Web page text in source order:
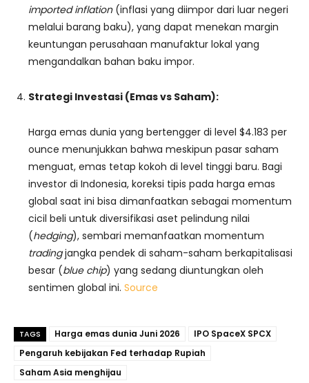
imported inflation(inflasi yang diimpor dari luar negeri
melalui barang baku), yang dapat menekan margin
keuntungan perusahaan manufaktur lokal yang
mengandalkan bahan baku impor.
Strategi Investasi (Emas vs Saham):
Harga emas dunia yang bertengger di level $4.183 per
ounce menunjukkan bahwa meskipun pasar saham
menguat, emas tetap kokoh di level tinggi baru. Bagi
investor di Indonesia, koreksi tipis pada harga emas
global saat ini bisa dimanfaatkan sebagai momentum
cicil beli untuk diversifikasi aset pelindung nilai
(hedging), sembari memanfaatkan momentum
tradingjangka pendek di saham-saham berkapitalisasi
besar (blue chip) yang sedang diuntungkan oleh
sentimen global ini. Source
TAGS Harga emas dunia Juni 2026
IPO SpaceX SPCX
Pengaruh kebijakan Fed terhadap Rupiah
Saham Asia menghijau